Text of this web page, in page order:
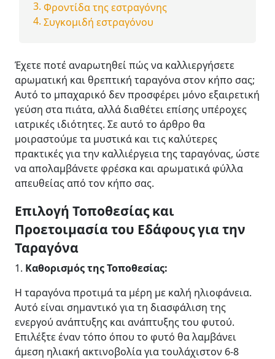
Φροντίδα της εστραγόνης
Συγκομιδή εστραγόνου
Έχετε ποτέ αναρωτηθεί πώς να καλλιεργήσετε
αρωματική και θρεπτική ταραγόνα στον κήπο σας;
Αυτό το μπαχαρικό δεν προσφέρει μόνο εξαιρετική
γεύση στα πιάτα, αλλά διαθέτει επίσης υπέροχες
ιατρικές ιδιότητες. Σε αυτό το άρθρο θα
μοιραστούμε τα μυστικά και τις καλύτερες
πρακτικές για την καλλιέργεια της ταραγόνας, ώστε
να απολαμβάνετε φρέσκα και αρωματικά φύλλα
απευθείας από τον κήπο σας.
Επιλογή Τοποθεσίας και
Προετοιμασία του Εδάφους για την
Ταραγόνα
1. Καθορισμός της Τοποθεσίας:
Η ταραγόνα προτιμά τα μέρη με καλή ηλιοφάνεια.
Αυτό είναι σημαντικό για τη διασφάλιση της
ενεργού ανάπτυξης και ανάπτυξης του φυτού.
Επιλέξτε έναν τόπο όπου το φυτό θα λαμβάνει
άμεση ηλιακή ακτινοβολία για τουλάχιστον 6-8